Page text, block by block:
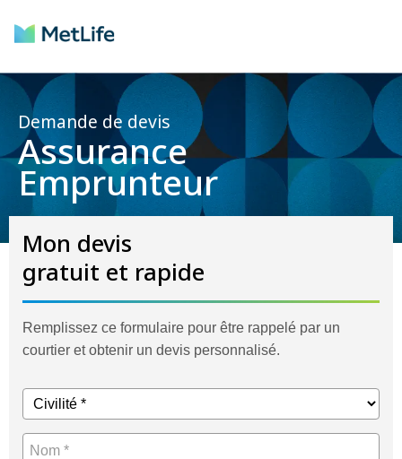
Demande de devis
Assurance
Emprunteur
Mon devis
gratuit et rapide
Remplissez ce formulaire pour être rappelé par un
courtier et obtenir un devis personnalisé.